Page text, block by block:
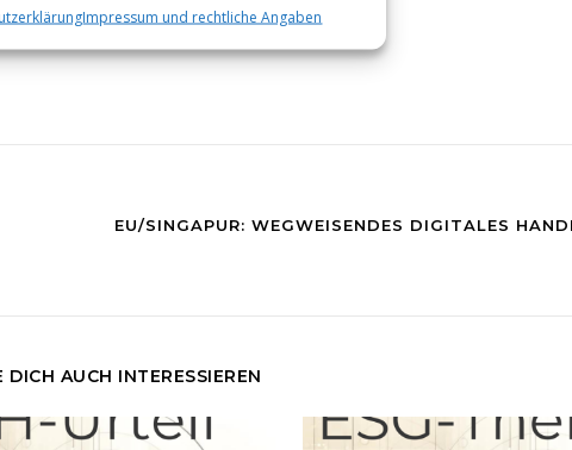
Impressum und rechtliche Angaben
EU/SINGAPUR: WEGWEISENDES DIGITALES
DICH AUCH INTERESSIEREN